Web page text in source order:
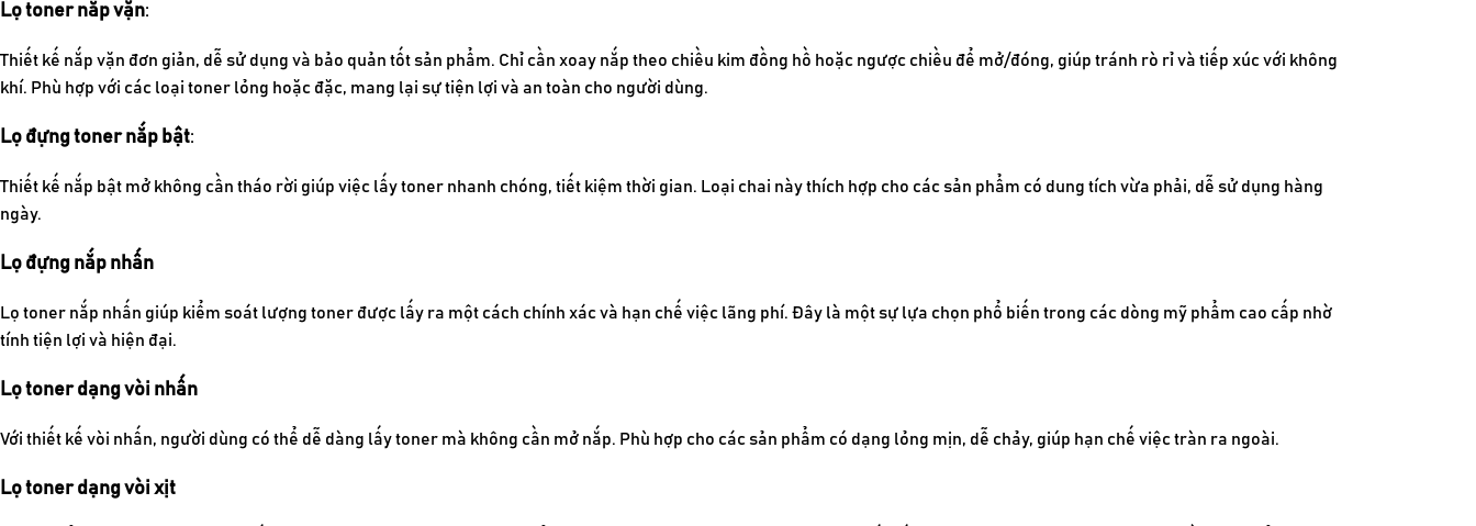
Lọ toner nắp vặn:
Thiết kế nắp vặn đơn giản, dễ sử dụng và bảo quản tốt sản phẩm. Chỉ cần xoay nắp theo chiều kim đồng hồ hoặc ngược chiều để mở/đóng, giúp tránh rò rỉ và tiếp xúc với không
khí. Phù hợp với các loại toner lỏng hoặc đặc, mang lại sự tiện lợi và an toàn cho người dùng.
Lọ đựng toner nắp bật:
Thiết kế nắp bật mở không cần tháo rời giúp việc lấy toner nhanh chóng, tiết kiệm thời gian. Loại chai này thích hợp cho các sản phẩm có dung tích vừa phải, dễ sử dụng hàng
ngày.
Lọ đựng nắp nhấn
Lọ toner nắp nhấn giúp kiểm soát lượng toner được lấy ra một cách chính xác và hạn chế việc lãng phí. Đây là một sự lựa chọn phổ biến trong các dòng mỹ phẩm cao cấp nhờ
tính tiện lợi và hiện đại.
Lọ toner dạng vòi nhấn
Với thiết kế vòi nhấn, người dùng có thể dễ dàng lấy toner mà không cần mở nắp. Phù hợp cho các sản phẩm có dạng lỏng mịn, dễ chảy, giúp hạn chế việc tràn ra ngoài.
Lọ toner dạng vòi xịt